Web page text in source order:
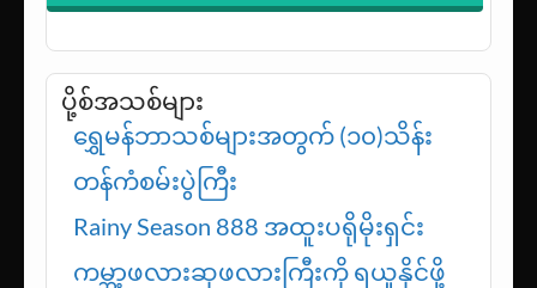
ပို့စ်အသစ်များ
ရွှေမန်ဘာသစ်များအတွက် (၁၀)သိန်း
တန်ကံစမ်းပွဲကြီး
Rainy Season 888 အထူးပရိုမိုးရှင်း
ကမ္ဘာ့ဖလားဆုဖလားကြီးကို ရယူနိုင်ဖို့